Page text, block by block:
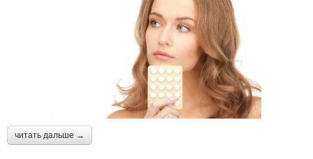
читать дальше →